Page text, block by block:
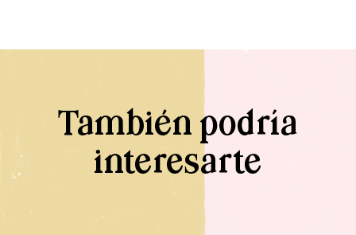
También podría
interesarte